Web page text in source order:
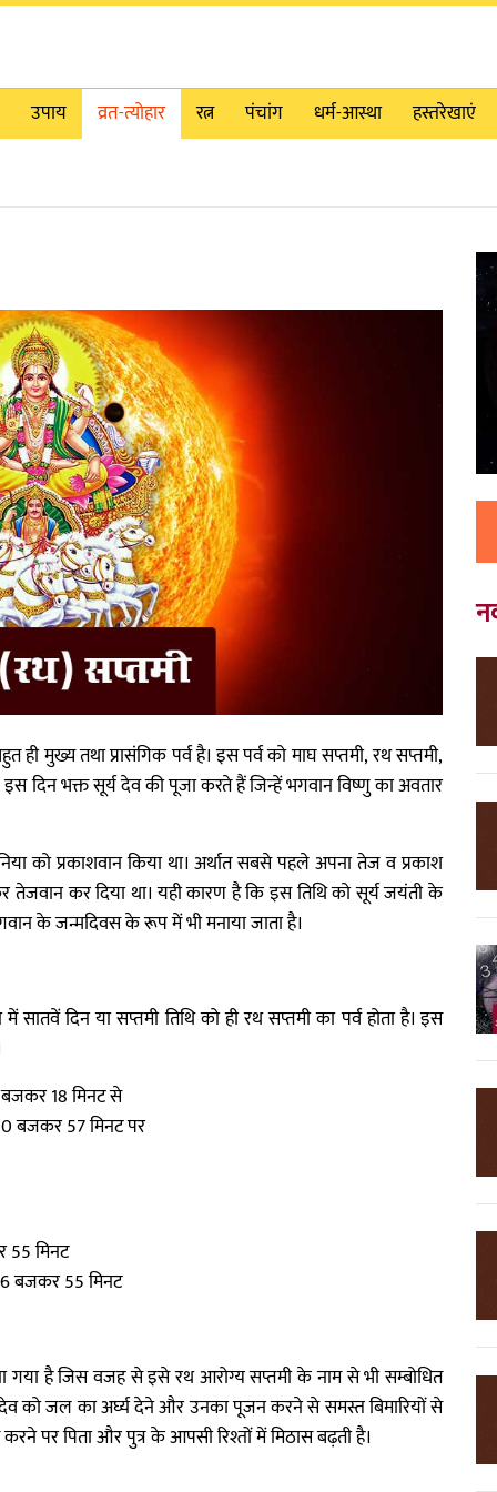
उपाय व्रत-त्योहार रत्न पंचांग धर्म-आस्था हस्तरेखाएं
ही मुख्य तथा प्रासंगिक पर्व है। इस पर्व को माघ सप्तमी, रथ सप्तमी,
दिन भक्त सूर्य देव की पूजा करते हैं जिन्हें भगवान विष्णु का अवतार
को प्रकाशवान किया था। अर्थात सबसे पहले अपना तेज व प्रकाश
तेजवान कर दिया था। यही कारण है कि इस तिथि को सूर्य जयंती के
के जन्मदिवस के रूप में भी मनाया जाता है।
दिन या सप्तमी तिथि को ही रथ सप्तमी का पर्व होता है। इस
बजकर 18 मिनट से
10 बजकर 57 मिनट पर
55 मिनट
बजकर 55 मिनट
गया है जिस वजह से इसे रथ आरोग्य सप्तमी के नाम से भी सम्बोधित
को जल का अर्घ्य देने और उनका पूजन करने से समस्त बिमारियों से
पर पिता और पुत्र के आपसी रिश्तों में मिठास बढ़ती है।